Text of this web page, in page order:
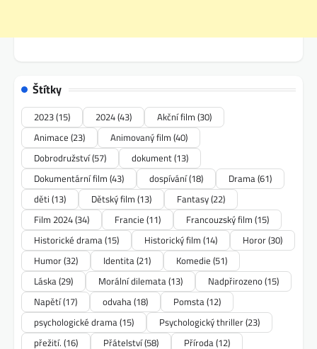
Štítky
2023(15) 2024(43) Akční film (30)
Animace (23) Animovaný film (40)
Dobrodružství(57) dokument(13)
Dokumentární film (43) dospívání(18) Drama(61)
děti (13) Dětský film (13) Fantasy(22)
Film 2024(34) Francie (11) Francouzský film (15)
Historické drama(15) Historický film (14) Horor(30)
Humor(32) Identita(21) Komedie (51)
Láska(29) Morální dilemata(13) Nadpřirozeno(15)
Napětí(17) odvaha(18) Pomsta(12)
psychologické drama(15) Psychologický thriller(23)
přežití. (16) Přátelství(58) Příroda(12)